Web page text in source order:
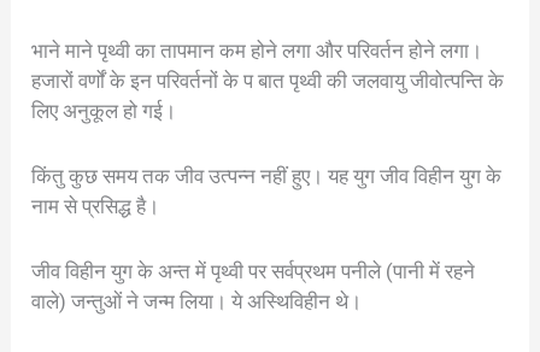
भाने माने पृथ्वी का तापमान कम होने लगा और परिवर्तन होने लगा।
हजारों वर्णों के इन परिवर्तनों के प बात पृथ्वी की जलवायु जीवोत्पन्ति के
लिए अनुकूल हो गई।
किंतु कुछ समय तक जीव उत्पन्न नहीं हुए। यह युग जीव विहीन युग के
नाम से प्रसिद्ध है।
जीव विहीन युग के अन्त में पृथ्वी पर सर्वप्रथम पनीले (पानी में रहने
वाले) जन्तुओं ने जन्म लिया। ये अस्थिविहीन थे।